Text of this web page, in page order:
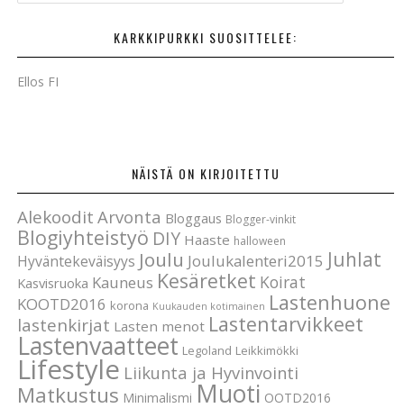
t
KARKKIPURKKI SUOSITTELEE:
Ellos FI
NÄISTÄ ON KIRJOITETTU
Alekoodit Arvonta Bloggaus Blogger-vinkit
Blogiyhteistyö DIY Haaste halloween
Hyväntekeväisyys Joulu Joulukalenteri2015 Juhlat
Kasvisruoka Kauneus Kesäretket Koirat
KOOTD2016 korona Kuukauden kotimainen Lastenhuone
lastenkirjat Lasten menot Lastentarvikkeet
Lastenvaatteet Legoland Leikkimökki
Lifestyle Liikunta ja Hyvinvointi
Matkustus Minimalismi Muoti OOTD2016